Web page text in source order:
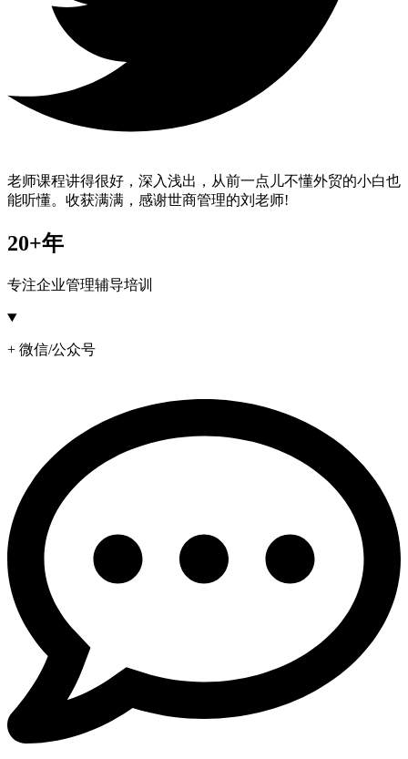
老师课程讲得很好，深入浅出，从前一点儿不懂外贸的小白也
能听懂。收获满满，感谢世商管理的刘老师!
20+年
专注企业管理辅导培训
+ 微信/公众号